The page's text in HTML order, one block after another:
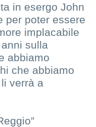
in esergo John
per poter essere
implacabile
sulla
abbiamo
che abbiamo
verrà a